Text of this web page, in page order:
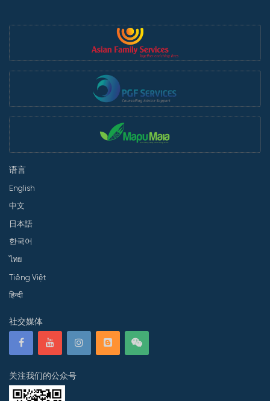
语言
English
中文
日本語
한국어
ไทย
Tiếng Việt
हिन्दी
社交媒体
关注我们的公众号